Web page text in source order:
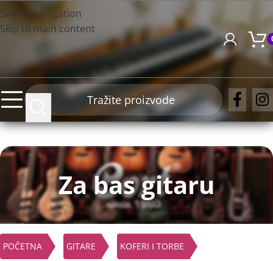
Skip to navigation
Skip to main content
Za bas gitaru
POČETNA GITARE KOFERI I TORBE